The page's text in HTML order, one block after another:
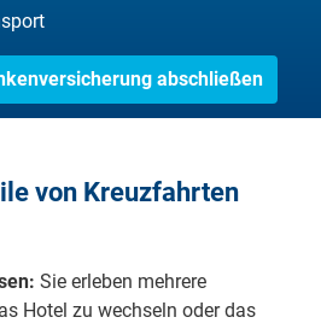
abschließen
von Kreuzfahrten
Sie erleben mehrere
Hotel zu wechseln oder das